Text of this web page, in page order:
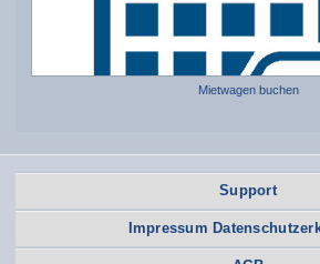
Mietwagen buchen
Support
Impressum